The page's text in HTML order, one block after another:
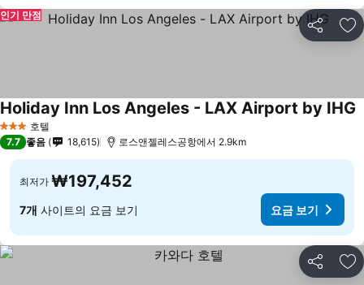
공유 즐
인기 만점
3 성급 호텔
Holiday Inn Los Angeles - LAX Airport by IHG
7.7 좋음 18,615 로스앤젤레스공항에서 2.9km
최저가 ₩197,452
7개 사이트의 요금 보기 요금 보기
공유 즐